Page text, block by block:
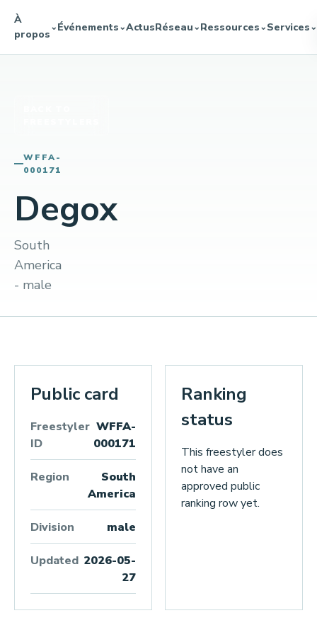
À
propos
⌄Événements⌄ActusRéseau⌄Ressources⌄Services⌄
WFFA-
000171
Degox
South
America
- male
Public card
Freestyler
ID
WFFA-
000171
Region
South
America
Division male
Updated 2026-05-
27
Ranking
status
This freestyler does
not have an
approved public
ranking row yet.